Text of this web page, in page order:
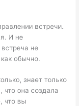
встречи.
И не
не
обычно.
знает только
что она создала
что вы